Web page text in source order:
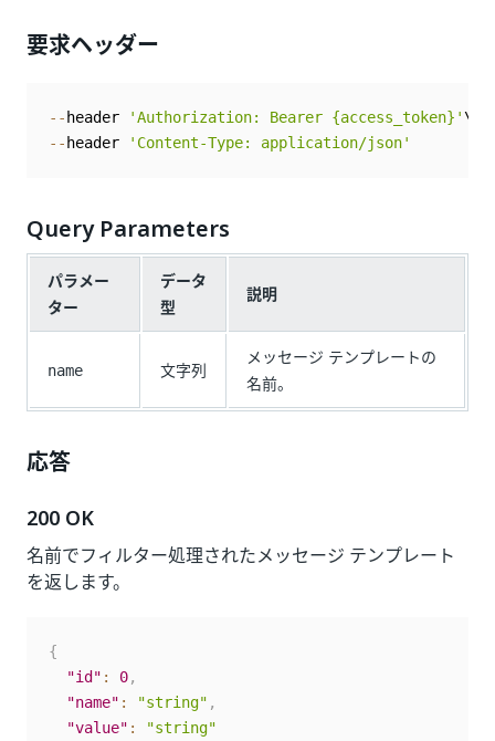
要求ヘッダー
-- header 'Authorization: Bearer {access_token}'
-- header 'Content-Type: application/json'
Query Parameters
パラメー
ター
データ
型
説明
name 文字列
メッセージ テンプレートの
名前。
応答
200 OK
名前でフィルター処理されたメッセージ テンプレート
を返します。
{
"id" : 0,
"name" : "string" ,
"value" :
"string"